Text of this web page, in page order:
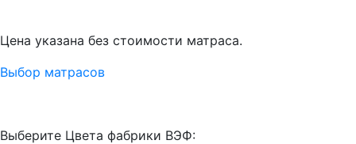
Цена указана без стоимости матраса.
Выбор матрасов
Выберите Цвета фабрики ВЭФ: